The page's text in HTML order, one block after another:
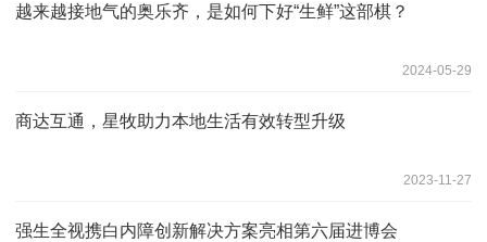
越来越接地气的奥乐齐，是如何下好“生鲜”这部棋？
2024-05-29
商达互通，星牧助力本地生活有效转型升级
2023-11-27
强生全视携白内障创新解决方案亮相第六届进博会